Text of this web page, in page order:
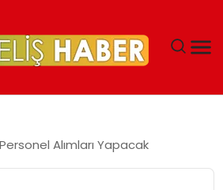
Alımları Yapacak